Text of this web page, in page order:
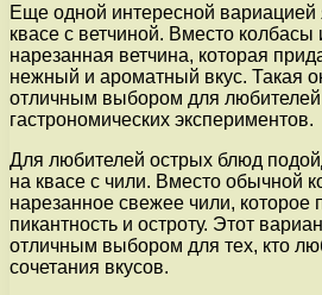
Еще одной интересной вариацией
квасе с ветчиной. Вместо колбасы
нарезанная ветчина, которая
нежный и ароматный вкус. Такая
отличным выбором для
гастрономических экспериментов.
Для любителей острых блюд
на квасе с чили. Вместо обычной
нарезанное свежее чили, которое
пикантность и остроту. Этот
отличным выбором для тех, кто
сочетания вкусов.